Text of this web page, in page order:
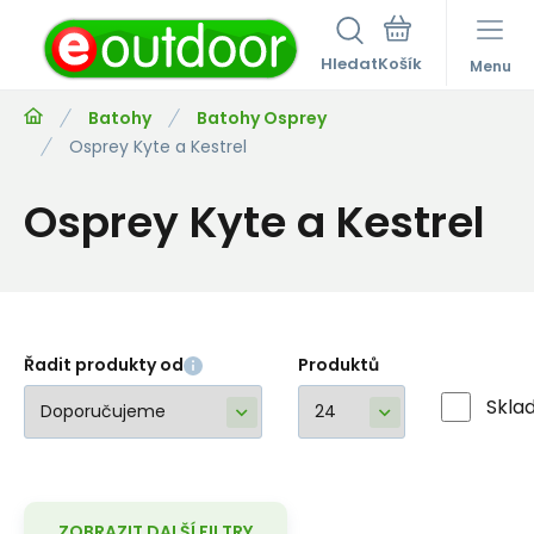
Hledat Menu
Batohy
Batohy Osprey
Osprey Kyte a Kestrel
Osprey Kyte a Kestrel
Řadit produkty od Produktů